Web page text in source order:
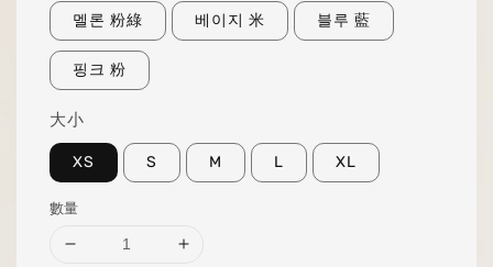
멜론 粉綠 베이지 米 블루 藍
핑크 粉
大小
XS S M L XL
數量